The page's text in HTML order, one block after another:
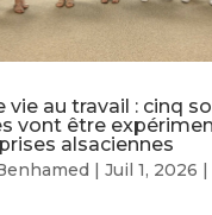
vie au travail : cinq
vont être
alsaciennes
| Juil 1, 2026 |